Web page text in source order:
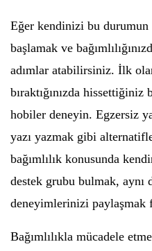
Eğer kendinizi bu durumun
başlamak ve
adımlar atabilirsiniz. İlk
bıraktığınızda
hobiler deneyin. Egzersiz
yazı yazmak gibi
bağımlılık konusunda
destek grubu bulmak,
deneyimlerinizi paylaşmak
Bağımlılıkla mücadele